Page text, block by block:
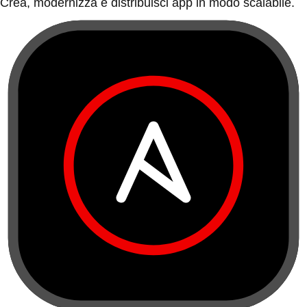
Crea, modernizza e distribuisci app in modo scalabile.